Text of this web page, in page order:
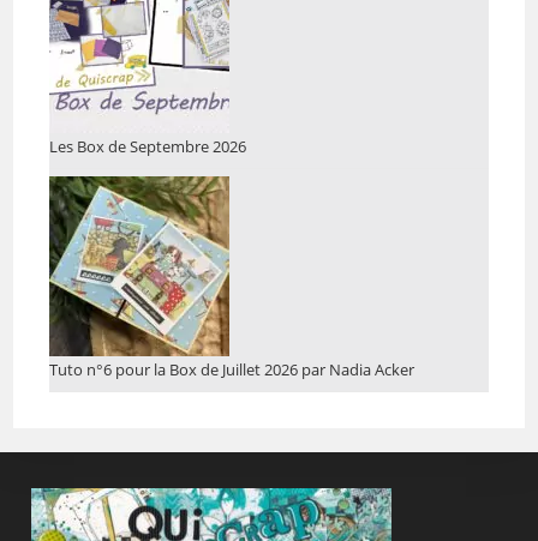
Les Box de Septembre 2026
Tuto n°6 pour la Box de Juillet 2026 par Nadia Acker